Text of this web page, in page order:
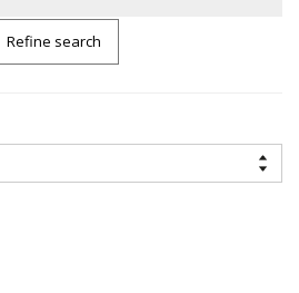
Refine search